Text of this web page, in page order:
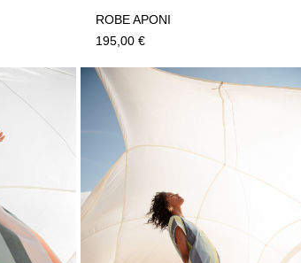
ROBE APONI
195,00€